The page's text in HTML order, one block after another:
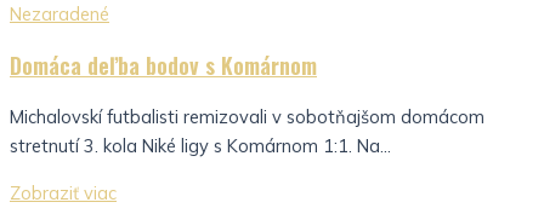
Nezaradené
Domáca deľba bodov s Komárnom
Michalovskí futbalisti remizovali v sobotňajšom domácom
stretnutí 3. kola Niké ligy s Komárnom 1:1. Na...
Zobraziť viac